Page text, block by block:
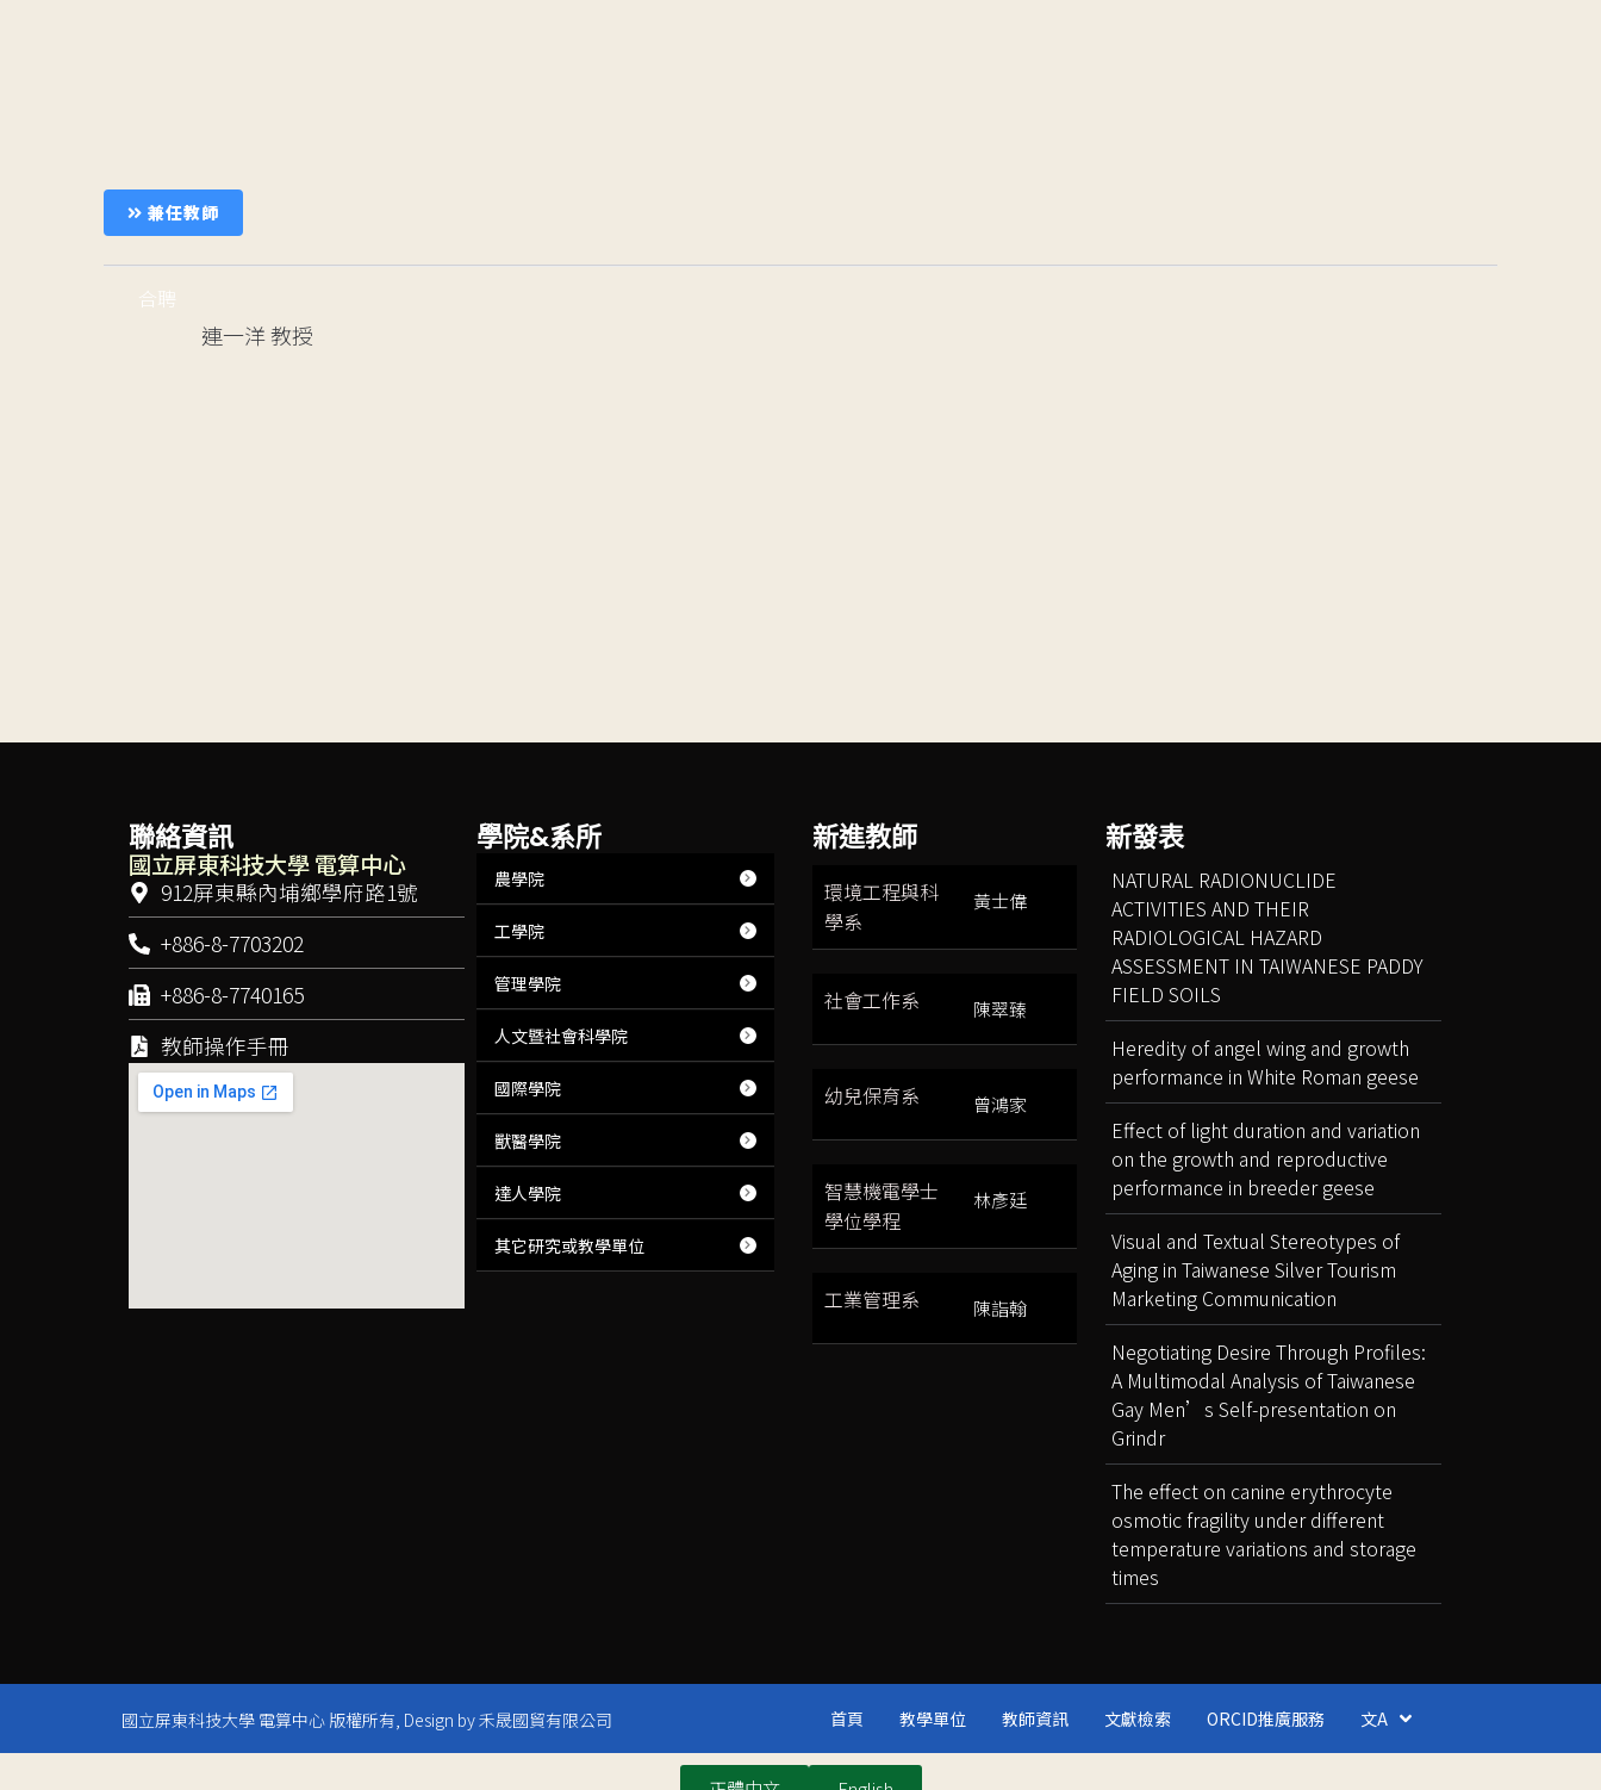
兼任教師
合聘
連一洋教授
聯絡資訊
國立屏東科技大學 電算中心
912屏東縣內埔鄉學府路1號
+886-8-7703202
+886-8-7740165
教師操作手冊
學院&系所
農學院
工學院
管理學院
人文暨社會科學院
國際學院
獸醫學院
達人學院
其它研究或教學單位
新進教師
環境工程與科
學系
黃士偉
社會工作系 陳翠臻
幼兒保育系 曾鴻家
智慧機電學士
學位學程
林彥廷
工業管理系 陳詣翰
新發表
NATURAL RADIONUCLIDE
ACTIVITIES AND THEIR
RADIOLOGICAL HAZARD
ASSESSMENT IN TAIWANESE PADDY
FIELD SOILS
Heredity of angel wing and growth
performance in White Roman geese
Effect of light duration and variation
on the growth and reproductive
performance in breeder geese
Visual and Textual Stereotypes of
Aging in Taiwanese Silver Tourism
Marketing Communication
Negotiating Desire Through Profiles:
A Multimodal Analysis of Taiwanese
Gay Men’s Self-presentation on
Grindr
The effect on canine erythrocyte
osmotic fragility under different
temperature variations and storage
times
國立屏東科技大學 電算中心 版權所有, Design by 禾晟國貿有限公司 首頁 教學單位 教師資訊 文獻檢索 ORCID推廣服務 文A